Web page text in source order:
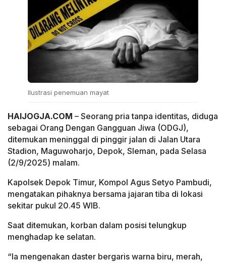
Ilustrasi penemuan mayat
HAIJOGJA.COM – Seorang pria tanpa identitas, diduga
sebagai Orang Dengan Gangguan Jiwa (ODGJ),
ditemukan meninggal di pinggir jalan di Jalan Utara
Stadion, Maguwoharjo, Depok, Sleman, pada Selasa
(2/9/2025) malam.
Kapolsek Depok Timur, Kompol Agus Setyo Pambudi,
mengatakan pihaknya bersama jajaran tiba di lokasi
sekitar pukul 20.45 WIB.
Saat ditemukan, korban dalam posisi telungkup
menghadap ke selatan.
“Ia mengenakan daster bergaris warna biru, merah,